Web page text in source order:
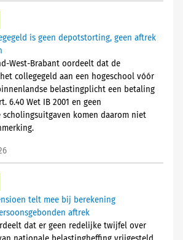
is geen depotstorting, geen aftrek
West-Brabant oordeelt dat de
collegegeld aan een hogeschool vóór
belastingplicht een betaling
6.40 Wet IB 2001 en geen
komen daarom niet
telt mee bij berekening
aftrek
dat er geen redelijke twijfel over